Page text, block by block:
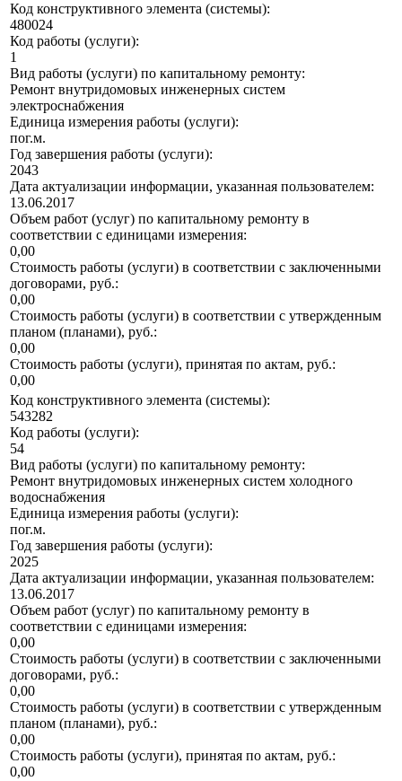
Код конструктивного элемента (системы):
480024
Код работы (услуги):
1
Вид работы (услуги) по капитальному ремонту:
Ремонт внутридомовых инженерных систем
электроснабжения
Единица измерения работы (услуги):
пог.м.
Год завершения работы (услуги):
2043
Дата актуализации информации, указанная пользователем:
13.06.2017
Объем работ (услуг) по капитальному ремонту в
соответствии с единицами измерения:
0,00
Стоимость работы (услуги) в соответствии с заключенными
договорами, руб.:
0,00
Стоимость работы (услуги) в соответствии с утвержденным
планом (планами), руб.:
0,00
Стоимость работы (услуги), принятая по актам, руб.:
0,00
Код конструктивного элемента (системы):
543282
Код работы (услуги):
54
Вид работы (услуги) по капитальному ремонту:
Ремонт внутридомовых инженерных систем холодного
водоснабжения
Единица измерения работы (услуги):
пог.м.
Год завершения работы (услуги):
2025
Дата актуализации информации, указанная пользователем:
13.06.2017
Объем работ (услуг) по капитальному ремонту в
соответствии с единицами измерения:
0,00
Стоимость работы (услуги) в соответствии с заключенными
договорами, руб.:
0,00
Стоимость работы (услуги) в соответствии с утвержденным
планом (планами), руб.:
0,00
Стоимость работы (услуги), принятая по актам, руб.:
0,00